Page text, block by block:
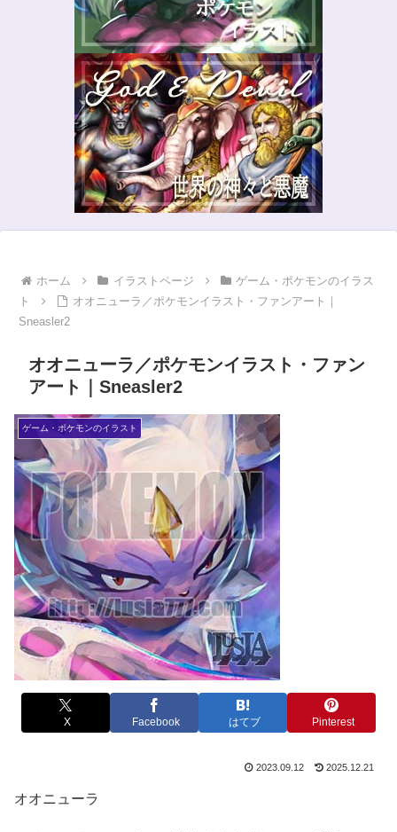
ホーム イラストページ
ゲーム・ポケモンのイラス
ト
オオニューラ／ポケモンイラスト・ファンアート｜
Sneasler2
オオニューラ／ポケモンイラスト・ファン
アート｜Sneasler2
ゲーム・ポケモンのイラスト
X Facebook はてブ Pinterest
2023.09.12 2025.12.21
オオニューラ